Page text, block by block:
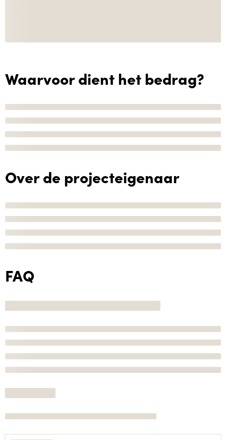
Waarvoor dient het bedrag?
Over de projecteigenaar
FAQ